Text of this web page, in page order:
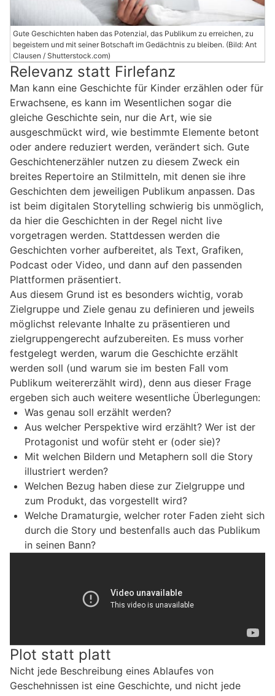
Gute Geschichten haben das Potenzial, das Publikum zu erreichen, zu
begeistern und mit seiner Botschaft im Gedächtnis zu bleiben. (Bild: Ant
Clausen / Shutterstock.com)
Relevanz statt Firlefanz
Man kann eine Geschichte für Kinder erzählen oder für
Erwachsene, es kann im Wesentlichen sogar die
gleiche Geschichte sein, nur die Art, wie sie
ausgeschmückt wird, wie bestimmte Elemente betont
oder andere reduziert werden, verändert sich. Gute
Geschichtenerzähler nutzen zu diesem Zweck ein
breites Repertoire an Stilmitteln, mit denen sie ihre
Geschichten dem jeweiligen Publikum anpassen. Das
ist beim digitalen Storytelling schwierig bis unmöglich,
da hier die Geschichten in der Regel nicht live
vorgetragen werden. Stattdessen werden die
Geschichten vorher aufbereitet, als Text, Grafiken,
Podcast oder Video, und dann auf den passenden
Plattformen präsentiert.
Aus diesem Grund ist es besonders wichtig, vorab
Zielgruppe und Ziele genau zu definieren und jeweils
möglichst relevante Inhalte zu präsentieren und
zielgruppengerecht aufzubereiten. Es muss vorher
festgelegt werden, warum die Geschichte erzählt
werden soll (und warum sie im besten Fall vom
Publikum weitererzählt wird), denn aus dieser Frage
ergeben sich auch weitere wesentliche Überlegungen:
Was genau soll erzählt werden?
Aus welcher Perspektive wird erzählt? Wer ist der
Protagonist und wofür steht er (oder sie)?
Mit welchen Bildern und Metaphern soll die Story
illustriert werden?
Welchen Bezug haben diese zur Zielgruppe und
zum Produkt, das vorgestellt wird?
Welche Dramaturgie, welcher roter Faden zieht sich
durch die Story und bestenfalls auch das Publikum
in seinen Bann?
Plot statt platt
Nicht jede Beschreibung eines Ablaufes von
Geschehnissen ist eine Geschichte, und nicht jede